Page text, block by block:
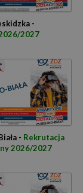
-
2027
- Rekrutacja
2026/2027